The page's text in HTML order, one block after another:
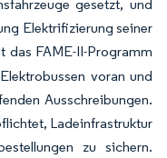
gesetzt, und
Elektrifizierung seiner
das FAME-II-Programm
voran und
Ausschreibungen.
Ladeinfrastruktur
zu sichern.